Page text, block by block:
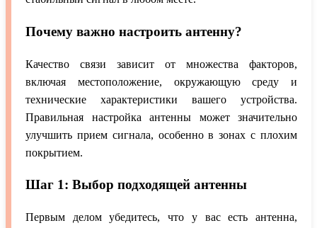
Почему важно настроить антенну?
Качество связи зависит от множества факторов,
включая местоположение, окружающую среду и
технические характеристики вашего устройства.
Правильная настройка антенны может значительно
улучшить прием сигнала, особенно в зонах с плохим
покрытием.
Шаг 1: Выбор подходящей антенны
Первым делом убедитесь, что у вас есть антенна,